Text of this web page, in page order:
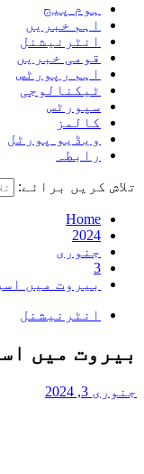
ہوم پیج
اہم خبریں
انٹرنیشنل
قومی خبریں
اہم رپورٹس
ٹیکنالوجی
سپورٹس
کالمز
ویڈیو پورٹل
رابطہ
تلاش کریں برائے:
Home
2024
جنوری
3
بیروت میں
انٹرنیشنل
بیروت میں
جنوری 3, 2024